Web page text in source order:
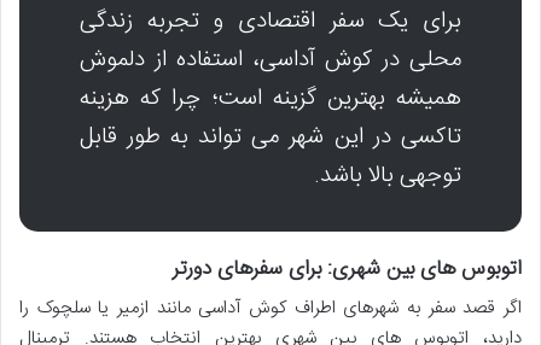
برای یک سفر اقتصادی و تجربه زندگی
محلی در کوش آداسی، استفاده از دلموش
همیشه بهترین گزینه است؛ چرا که هزینه
تاکسی در این شهر می تواند به طور قابل
توجهی بالا باشد.
اتوبوس های بین شهری: برای سفرهای دورتر
اگر قصد سفر به شهرهای اطراف کوش آداسی مانند ازمیر یا سلچوک را
دارید، اتوبوس های بین شهری بهترین انتخاب هستند. ترمینال